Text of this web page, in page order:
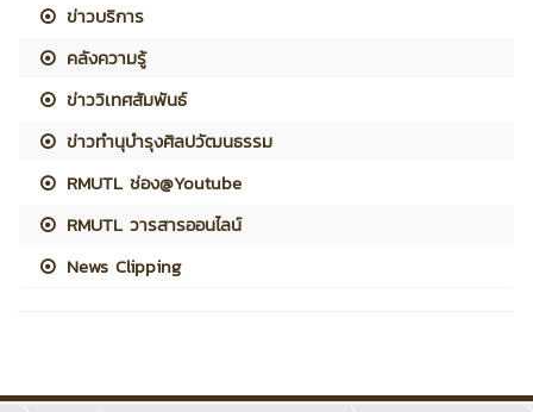
ข่าวบริการ
คลังความรู้
ข่าววิเทศสัมพันธ์
ข่าวทำนุบำรุงศิลปวัฒนธรรม
RMUTL ช่อง@Youtube
RMUTL วารสารออนไลน์
News Clipping